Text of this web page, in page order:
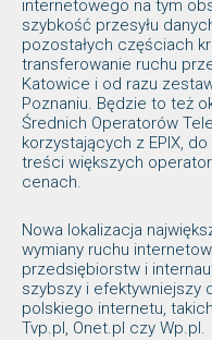
internetowego na tym
szybkość przesyłu
pozostałych częściach
transferowanie ruchu
Katowice i od razu
Poznaniu. Będzie to też
Średnich Operatorów
korzystających z EPIX,
treści większych
cenach.
Nowa lokalizacja
wymiany ruchu
przedsiębiorstw i
szybszy i efektywniejszy
polskiego internetu,
Tvp.pl, Onet.pl czy Wp.pl.